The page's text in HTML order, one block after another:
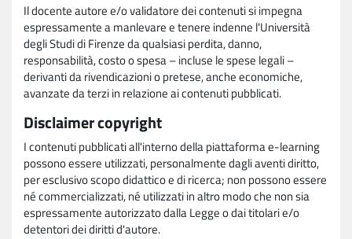
Il docente autore e/o validatore dei contenuti si impegna
espressamente a manlevare e tenere indenne l'Università
degli Studi di Firenze da qualsiasi perdita, danno,
responsabilità, costo o spesa – incluse le spese legali –
derivanti da rivendicazioni o pretese, anche economiche,
avanzate da terzi in relazione ai contenuti pubblicati.
Disclaimer copyright
I contenuti pubblicati all'interno della piattaforma e-learning
possono essere utilizzati, personalmente dagli aventi diritto,
per esclusivo scopo didattico e di ricerca; non possono essere
né commercializzati, né utilizzati in altro modo che non sia
espressamente autorizzato dalla Legge o dai titolari e/o
detentori dei diritti d'autore.